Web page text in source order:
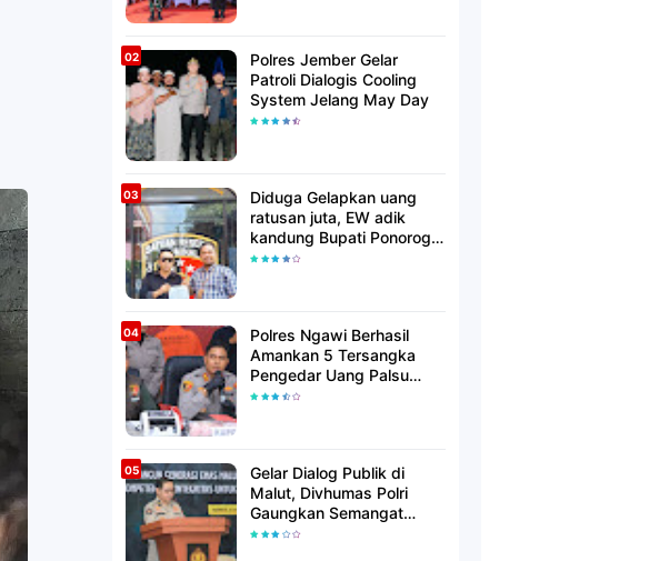
Polres Jember Gelar
Patroli Dialogis Cooling
System Jelang May Day
Diduga Gelapkan uang
ratusan juta, EW adik
kandung Bupati Ponorogo
dilaporkan Polisi
Polres Ngawi Berhasil
Amankan 5 Tersangka
Pengedar Uang Palsu
Lintas Provinsi
Gelar Dialog Publik di
Malut, Divhumas Polri
Gaungkan Semangat
Generasi Berkarakter dan